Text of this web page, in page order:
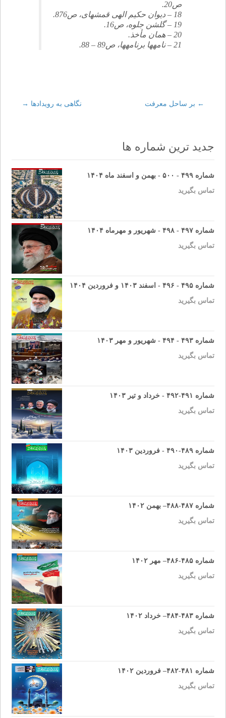
ص‏20.
18 – ديوان حكيم الهى قمشه‏اى، ص‏876.
19 – گلشن جلوه، ص‏16.
20 – همان مأخذ.
21 – نامه‏ها برنامه‏ها، ص‏89 – 88.
Post
navigation
← بر ساحل معرفت نگاهى به رويدادها →
جدید ترین شماره ها
شماره ۴۹۹ - ۵۰۰ - بهمن و اسفند ماه ۱۴۰۴
تماس بگیرید
شماره ۴۹۷ - ۴۹۸ - شهریور و مهرماه ۱۴۰۴
تماس بگیرید
شماره ۴۹۵ - ۴۹۶ - اسفند ۱۴۰۳ و فروردین ۱۴۰۴
تماس بگیرید
شماره ۴۹۳ - ۴۹۴ - شهریور و مهر ۱۴۰۳
تماس بگیرید
شماره ۴۹۱-۴۹۲ - خرداد و تیر ۱۴۰۳
تماس بگیرید
شماره ۴۸۹-۴۹۰ - فروردین ۱۴۰۳
تماس بگیرید
شماره ۴۸۷-۴۸۸– بهمن ۱۴۰۲
تماس بگیرید
شماره ۴۸۵-۴۸۶– مهر ۱۴۰۲
تماس بگیرید
شماره ۴۸۳-۴۸۴– خرداد ۱۴۰۲
تماس بگیرید
شماره ۴۸۱-۴۸۲– فروردین ۱۴۰۲
تماس بگیرید